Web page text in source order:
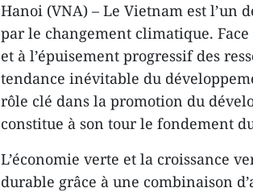
Hanoi (VNA) – Le Vietnam est l’un
par le changement climatique.
et à l’épuisement progressif des
tendance inévitable du
rôle clé dans la promotion du
constitue à son tour le fondement
L’économie verte et la croissance
durable grâce à une combinaison